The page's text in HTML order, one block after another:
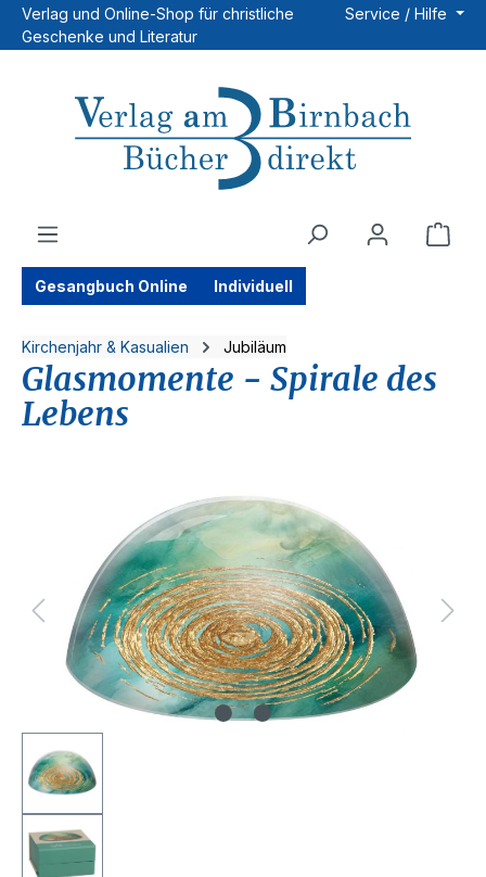
Zum Hauptinhalt springen
Verlag und Online-Shop für christliche
Geschenke und Literatur
Service / Hilfe
Gesangbuch Online Individuell
Kirchenjahr & Kasualien Jubiläum
Glasmomente - Spirale des
Lebens
Bildergalerie überspringen